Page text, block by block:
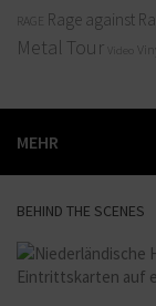
RAGE Rage against
Metal Tour Video Vinyl
MEHR
BEHIND THE SCENES